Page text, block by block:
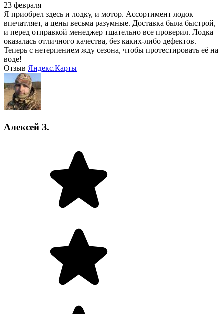
23 февраля
Я приобрел здесь и лодку, и мотор. Ассортимент лодок
впечатляет, а цены весьма разумные. Доставка была быстрой,
и перед отправкой менеджер тщательно все проверил. Лодка
оказалась отличного качества, без каких-либо дефектов.
Теперь с нетерпением жду сезона, чтобы протестировать её на
воде!
Отзыв Яндекс.Карты
Алексей З.